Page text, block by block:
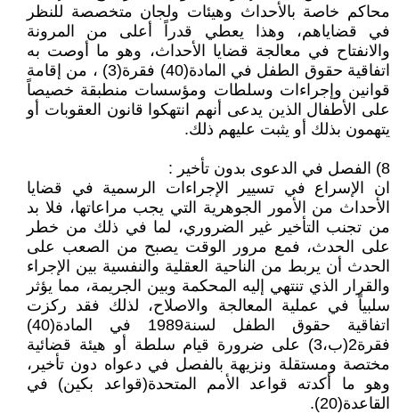
محاكم خاصة بالأحداث وهيئات ولجان متخصصة للنظر
في قضاياهم، وهذا يعطي قدراً أعلى من المرونة
والانفتاح في معالجة قضايا الأحداث، وهو ما أوصت به
اتفاقية حقوق الطفل في المادة(40) فقرة(3) ، من إقامة
قوانين وإجراءات وسلطات ومؤسسات منطبقة خصيصاً
على الأطفال الذين يدعى أنهم انتهكوا قانون العقوبات أو
يتهمون بذلك أو يثبت عليهم ذلك.
8) الفصل في الدعوى بدون تأخير :
ان الإسراع في تسيير الإجراءات الرسمية في قضايا
الأحداث من الأمور الجوهرية التي يجب مراعاتها، فلا بد
من تجنب التأخير غير الضروري، لما في ذلك من خطر
على الحدث، فمع مرور الوقت يصبح من الصعب على
الحدث أن يربط من الناحية العقلية والنفسية بين الإجراء
والقرار الذي تنتهي إليه المحكمة وبين الجريمة، مما يؤثر
سلبياً في عملية المعالجة والاصلاح، لذلك فقد ركزت
اتفاقية حقوق الطفل لسنة1989 في المادة(40)
فقرة2(ب،3) على ضرورة قيام سلطة أو هيئة قضائية
مختصة ومستقلة ونزيهة بالفصل في دعواه دون تأخير،
وهو ما أكدته قواعد الأمم المتحدة(قواعد بكين) في
القاعدة(20).